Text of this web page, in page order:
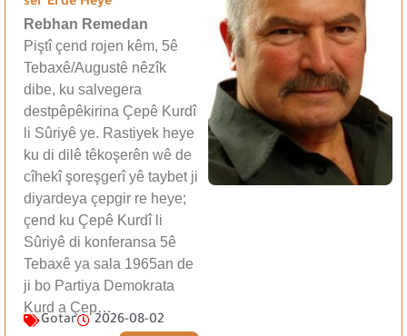
ser Erdê Heye
Rebhan Remedan
Piştî çend rojen kêm, 5ê
Tebaxê/Augustê nêzîk
dibe, ku salvegera
destpêpêkirina Çepê Kurdî
li Sûriyê ye. Rastiyek heye
ku di dilê têkoşerên wê de
cîhekî şoreşgerî yê taybet ji
diyardeya çepgir re heye;
çend ku Çepê Kurdî li
Sûriyê di konferansa 5ê
Tebaxê ya sala 1965an de
ji bo Partiya Demokrata
Kurd a Çep…
Gotar 2026-08-02